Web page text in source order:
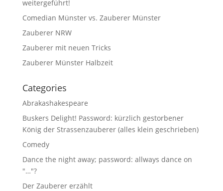
weitergeführt!
Comedian Münster vs. Zauberer Münster
Zauberer NRW
Zauberer mit neuen Tricks
Zauberer Münster Halbzeit
Categories
Abrakashakespeare
Buskers Delight! Password: kürzlich gestorbener
König der Strassenzauberer (alles klein geschrieben)
Comedy
Dance the night away; password: allways dance on
"…"?
Der Zauberer erzählt